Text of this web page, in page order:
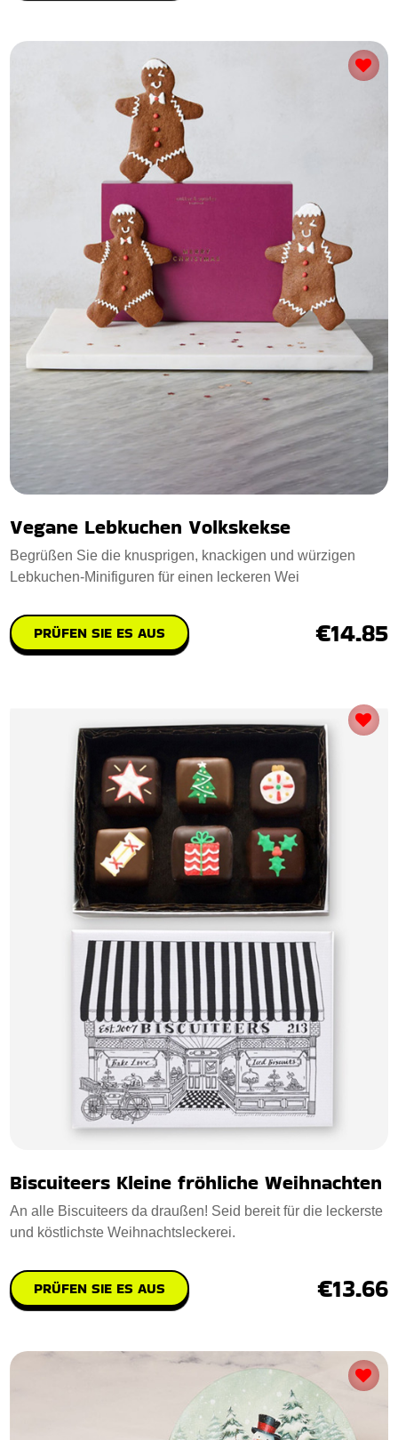
Vegane Lebkuchen Volkskekse
Begrüßen Sie die knusprigen, knackigen und würzigen
Lebkuchen-Minifiguren für einen leckeren Wei
PRÜFEN SIE ES AUS €14.85
Biscuiteers Kleine fröhliche Weihnachten
An alle Biscuiteers da draußen! Seid bereit für die leckerste
und köstlichste Weihnachtsleckerei.
PRÜFEN SIE ES AUS €13.66